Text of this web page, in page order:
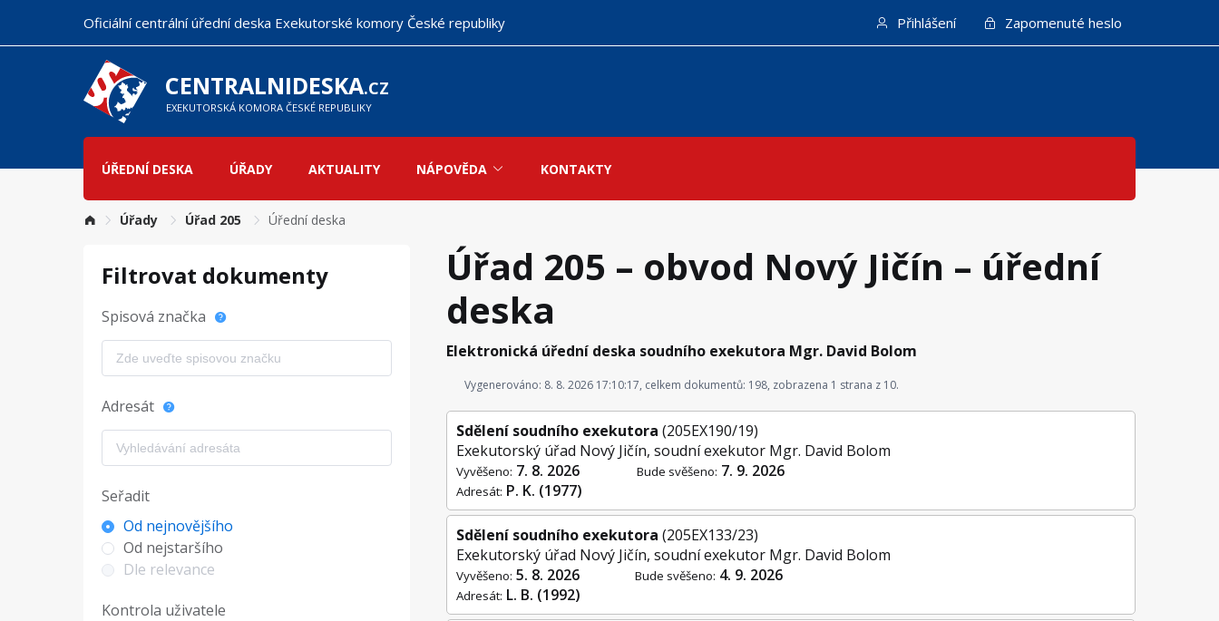
hlavnímu
Oficiální centrální úřední deska Exekutorské komory České republiky Přihlášení Zapomenuté heslo
CENTRALNIDESKA.CZ
EXEKUTORSKÁ KOMORA ČESKÉ REPUBLIKY
Hlavní
navigace
ÚŘEDNÍ DESKA ÚŘADY AKTUALITY NÁPOVĚDA KONTAKTY
Úřady Úřad 205 Úřední deska
Filtrovat dokumenty
Spisová značka
Adresát
Seřadit
Od nejnovějšího
Od nejstaršího
Dle relevance
Kontrola uživatele
Úřad 205 – obvod Nový Jičín – úřední
deska
Elektronická úřední deska soudního exekutora Mgr. David Bolom
Vygenerováno: 8. 8. 2026 17:10:17, celkem dokumentů: 198, zobrazena 1 strana z 10.
Sdělení soudního exekutora (205EX190/19)
Exekutorský úřad Nový Jičín, soudní exekutor Mgr. David Bolom
Vyvěšeno: 7. 8. 2026
Adresát: P. K. (1977)
Bude svěšeno: 7. 9. 2026
Sdělení soudního exekutora (205EX133/23)
Exekutorský úřad Nový Jičín, soudní exekutor Mgr. David Bolom
Vyvěšeno: 5. 8. 2026
Adresát: L. B. (1992)
Bude svěšeno: 4. 9. 2026